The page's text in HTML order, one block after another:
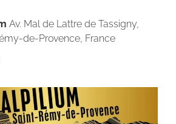
Av. Mal de Lattre de Tassigny,
de-Provence, France